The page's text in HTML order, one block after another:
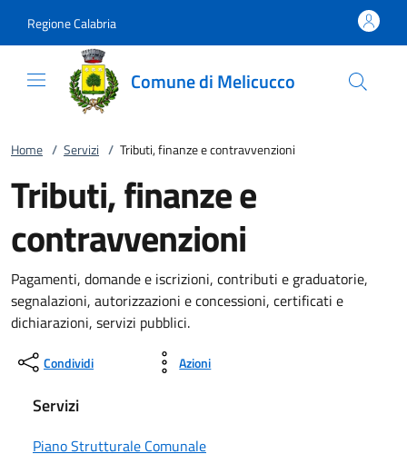
Regione Calabria
Comune di Melicucco
Home / Servizi / Tributi, finanze e contravvenzioni
Tributi, finanze e
contravvenzioni
Pagamenti, domande e iscrizioni, contributi e graduatorie,
segnalazioni, autorizzazioni e concessioni, certificati e
dichiarazioni, servizi pubblici.
Condividi Azioni
Servizi
Piano Strutturale Comunale